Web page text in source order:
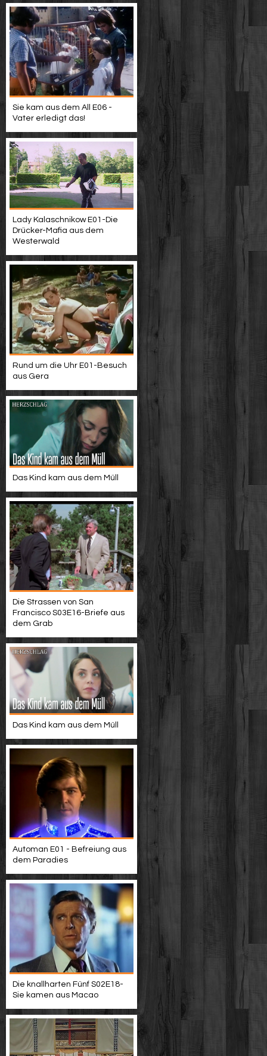
Sie kam aus dem All E06 -
Vater erledigt das!
Lady Kalaschnikow E01-Die
Drücker-Mafia aus dem
Westerwald
Rund um die Uhr E01-Besuch
aus Gera
Das Kind kam aus dem Müll
Die Strassen von San
Francisco S03E16-Briefe aus
dem Grab
Das Kind kam aus dem Müll
Automan E01 - Befreiung aus
dem Paradies
Die knallharten Fünf S02E18-
Sie kamen aus Macao